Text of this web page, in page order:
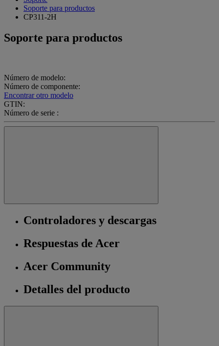
Soporte para productos
CP311-2H
Soporte para productos
Número de modelo:
Número de componente:
Encontrar otro modelo
GTIN:
Número de serie :
Controladores y descargas
Respuestas de Acer
Acer Community
Detalles del producto